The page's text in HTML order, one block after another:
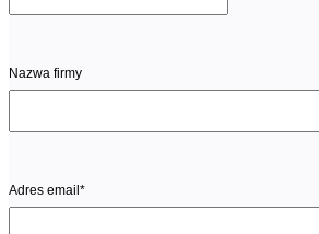
Nazwa firmy
Adres email*